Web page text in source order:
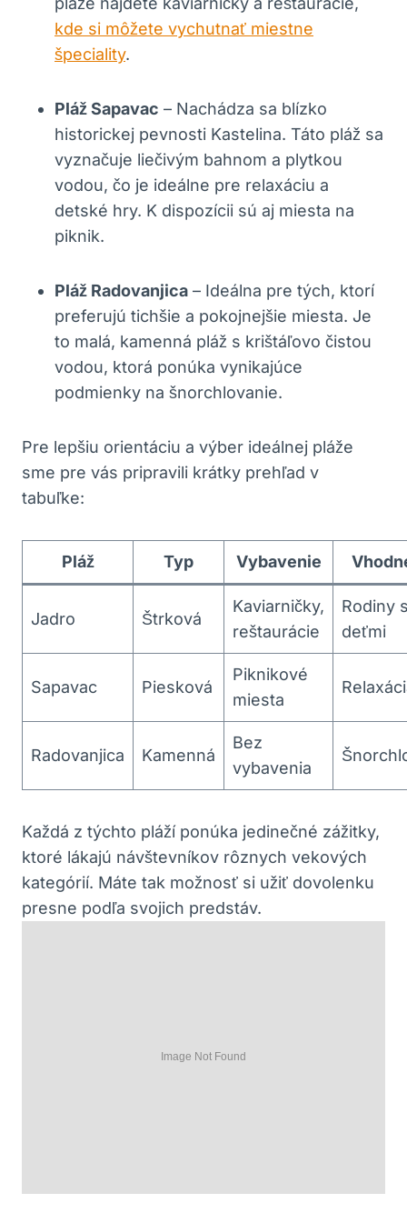
kde si môžete vychutnať miestne
špeciality.
Pláž Sapavac – Nachádza sa blízko
historickej pevnosti Kastelina. Táto pláž sa
vyznačuje liečivým bahnom a plytkou
vodou, čo je ideálne pre relaxáciu a
detské hry. K dispozícii sú aj miesta na
piknik.
Pláž Radovanjica – Ideálna pre tých, ktorí
preferujú tichšie a pokojnejšie miesta. Je
to malá, kamenná pláž s krištáľovo čistou
vodou, ktorá ponúka vynikajúce
podmienky na šnorchlovanie.
Pre lepšiu orientáciu a výber ideálnej pláže
sme pre vás pripravili krátky prehľad v
tabuľke:
Pláž Typ Vybavenie
Jadro Štrková
Kaviarničky,
reštaurácie
Rodiny
deťmi
Sapavac Piesková
Piknikové
miesta
Radovanjica Kamenná
Bez
vybavenia
Každá z týchto pláží ponúka jedinečné zážitky,
ktoré lákajú návštevníkov rôznych vekových
kategórií. Máte tak možnosť si užiť dovolenku
presne podľa svojich predstáv.